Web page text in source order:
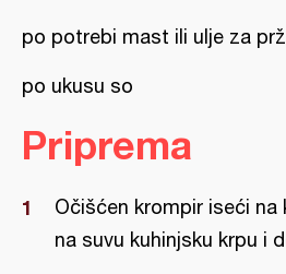
po potrebi mast ili ulje za
po ukusu so
Priprema
Očišćen krompir iseći
na suvu kuhinjsku krpu i